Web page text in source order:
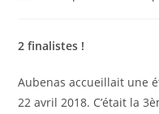
2 finalistes !
Aubenas accueillait une
22 avril 2018. C’était la